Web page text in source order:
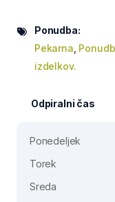
Ponudba:
Pekarna
izdelkov.
Odpiralni čas
Ponedeljek
Torek
Sreda